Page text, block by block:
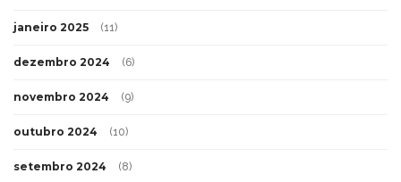
janeiro 2025 (11)
dezembro 2024 (6)
novembro 2024 (9)
outubro 2024 (10)
setembro 2024 (8)